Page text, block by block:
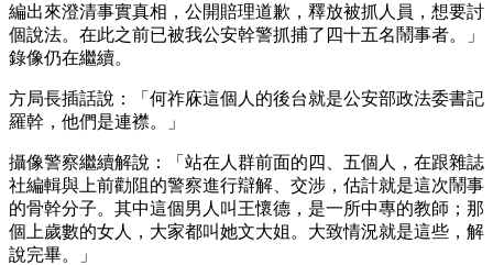
編出來澄清事實真相，公開賠理道歉，釋放被抓人員，想要討
個說法。在此之前已被我公安幹警抓捕了四十五名鬧事者。」
錄像仍在繼續。
方局長插話說：「何祚庥這個人的後台就是公安部政法委書記
羅幹，他們是連襟。」
攝像警察繼續解說：「站在人群前面的四、五個人，在跟雜誌
社編輯與上前勸阻的警察進行辯解、交涉，估計就是這次鬧事
的骨幹分子。其中這個男人叫王懷德，是一所中專的教師；那
個上歲數的女人，大家都叫她文大姐。大致情況就是這些，解
說完畢。」